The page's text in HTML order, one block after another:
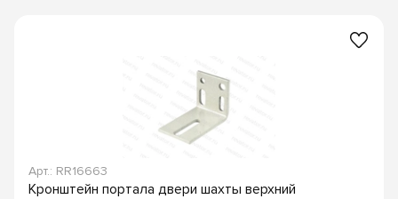
Арт.: RR16663
Кронштейн портала двери шахты верхний